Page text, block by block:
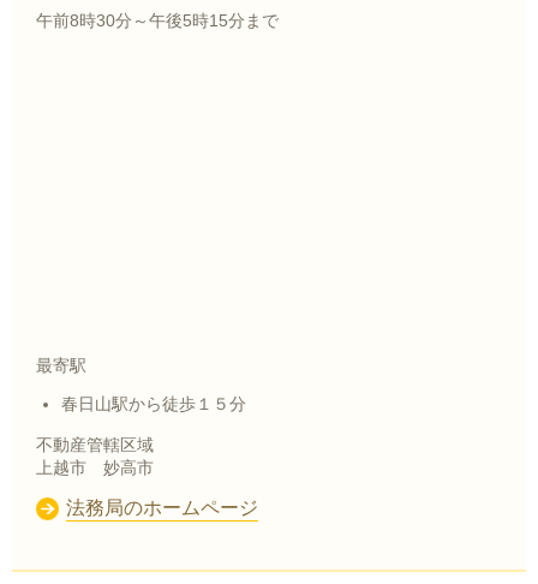
午前8時30分～午後5時15分まで
最寄駅
春日山駅から徒歩１５分
不動産管轄区域
上越市 妙高市
法務局のホームページ